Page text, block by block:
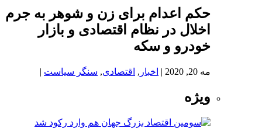
حکم اعدام برای زن و شوهر به جرم
اخلال در نظام اقتصادی و بازار
خودرو و سکه
مه 20, 2020 | اخبار , اقتصادی, سنگر سیاست |
ویژه